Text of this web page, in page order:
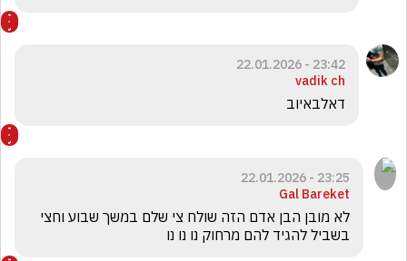
23:42 - 22.01.2026
vadik ch
דאלבאיוב
23:25 - 22.01.2026
Gal Bareket
בשביל להגיד להם מרחוק נו נו נו